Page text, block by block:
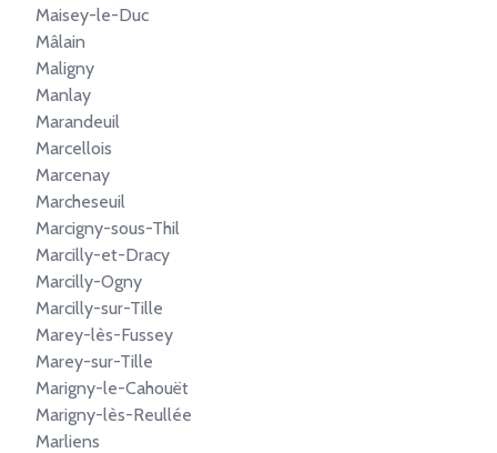
Maisey-le-Duc
Mâlain
Maligny
Manlay
Marandeuil
Marcellois
Marcenay
Marcheseuil
Marcigny-sous-Thil
Marcilly-et-Dracy
Marcilly-Ogny
Marcilly-sur-Tille
Marey-lès-Fussey
Marey-sur-Tille
Marigny-le-Cahouët
Marigny-lès-Reullée
Marliens